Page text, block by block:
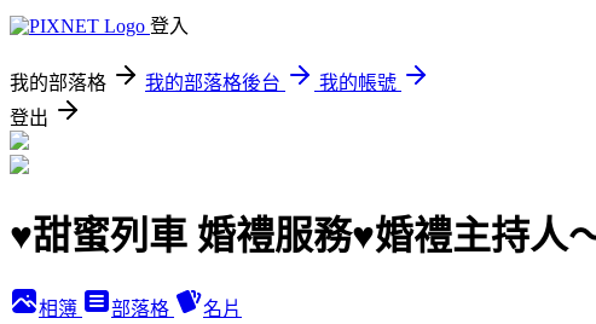
登入
我的部落格 我的部落格後台
我的帳號
登出
♥甜蜜列車 婚禮服務♥婚禮主持人
相簿 部落格 名片